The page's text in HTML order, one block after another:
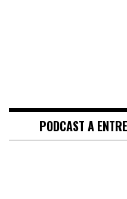
PODCAST A